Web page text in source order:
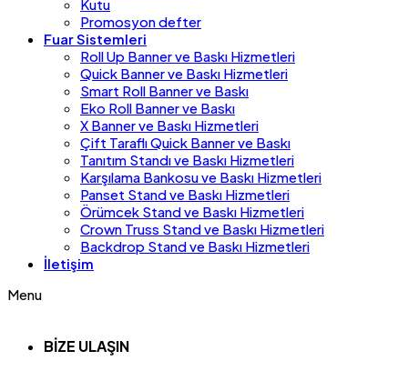
Kutu
Promosyon defter
Fuar Sistemleri
Roll Up Banner ve Baskı Hizmetleri
Quick Banner ve Baskı Hizmetleri
Smart Roll Banner ve Baskı
Eko Roll Banner ve Baskı
X Banner ve Baskı Hizmetleri
Çift Taraflı Quick Banner ve Baskı
Tanıtım Standı ve Baskı Hizmetleri
Karşılama Bankosu ve Baskı Hizmetleri
Panset Stand ve Baskı Hizmetleri
Örümcek Stand ve Baskı Hizmetleri
Crown Truss Stand ve Baskı Hizmetleri
Backdrop Stand ve Baskı Hizmetleri
İletişim
Menu
BİZE ULAŞIN